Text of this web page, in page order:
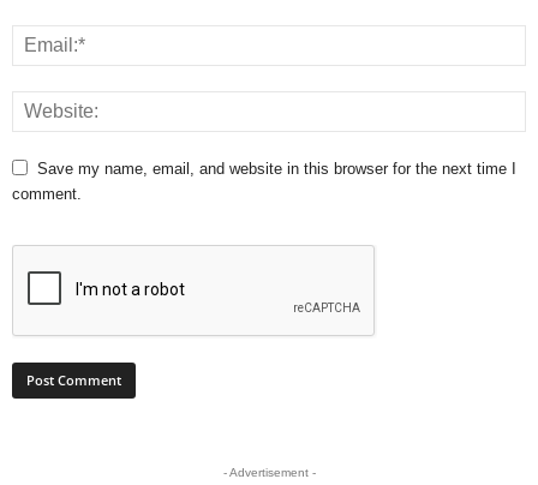
Save my name, email, and website in this browser for the next time I
comment.
- Advertisement -